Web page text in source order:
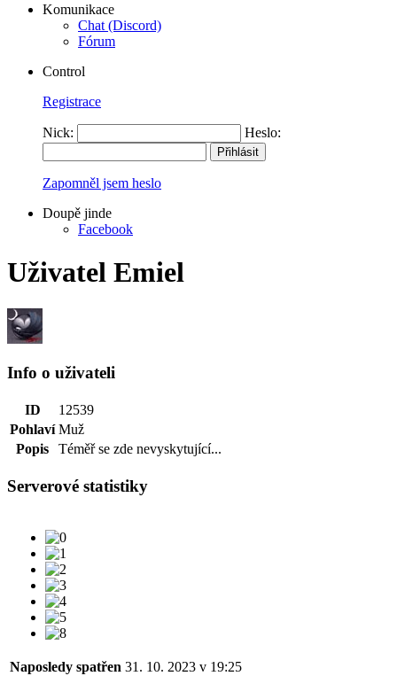
Komunikace
Chat (Discord)
Fórum
Control
Registrace
Nick: Heslo:
Zapomněl jsem heslo
Doupě jinde
Facebook
Uživatel Emiel
Info o uživateli
ID
12539
Pohlaví Muž
Popis
Téměř se zde nevyskytující...
Serverové statistiky
Naposledy spatřen 31. 10. 2023 v 19:25